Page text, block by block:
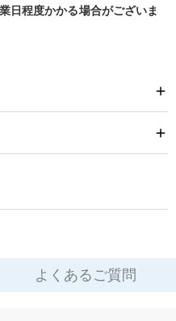
日程度かかる場合がございま
ドのネックレスです。
に贈るオリジナルネックレス。
よくあるご質問